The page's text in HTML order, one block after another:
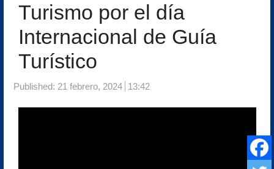
Turismo por el día
Internacional de Guía
Turístico
Published: 21 febrero, 2024 13:42